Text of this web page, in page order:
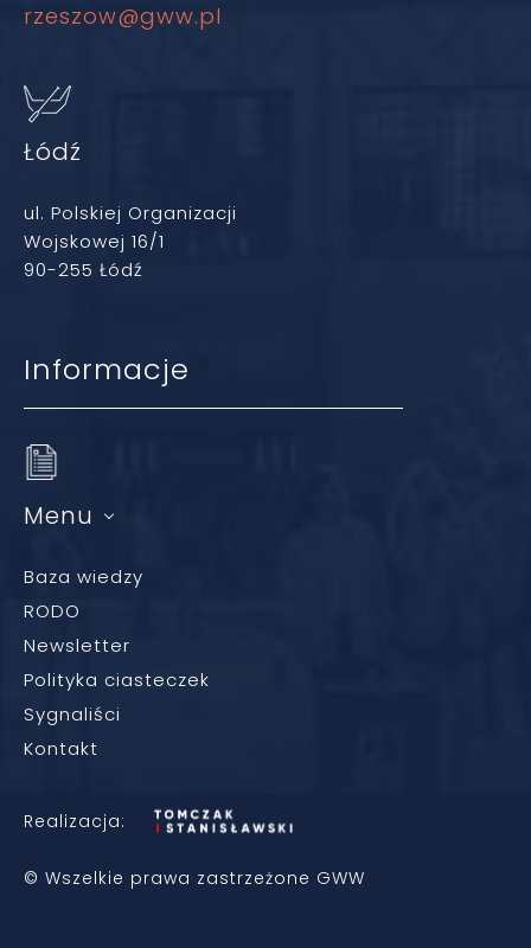
rzeszow@gww.pl
Łódź
ul. Polskiej Organizacji
Wojskowej 16/1
90-255 Łódź
Informacje
Menu
Baza wiedzy
RODO
Newsletter
Polityka ciasteczek
Sygnaliści
Kontakt
Realizacja:
© Wszelkie prawa zastrzeżone GWW